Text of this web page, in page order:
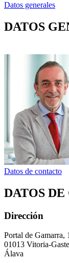
Datos generales
DATOS
Datos de contacto
DATOS
Dirección
Portal de
01013 Vitoria-
Álava